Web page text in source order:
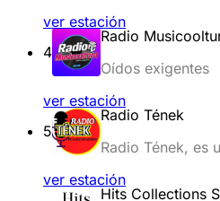
4
Radio
Oídos exigentes
ver estación
5
Radio Tének
Radio Tének, es
huapangos,
ver estación
Hits Collections
ver estación